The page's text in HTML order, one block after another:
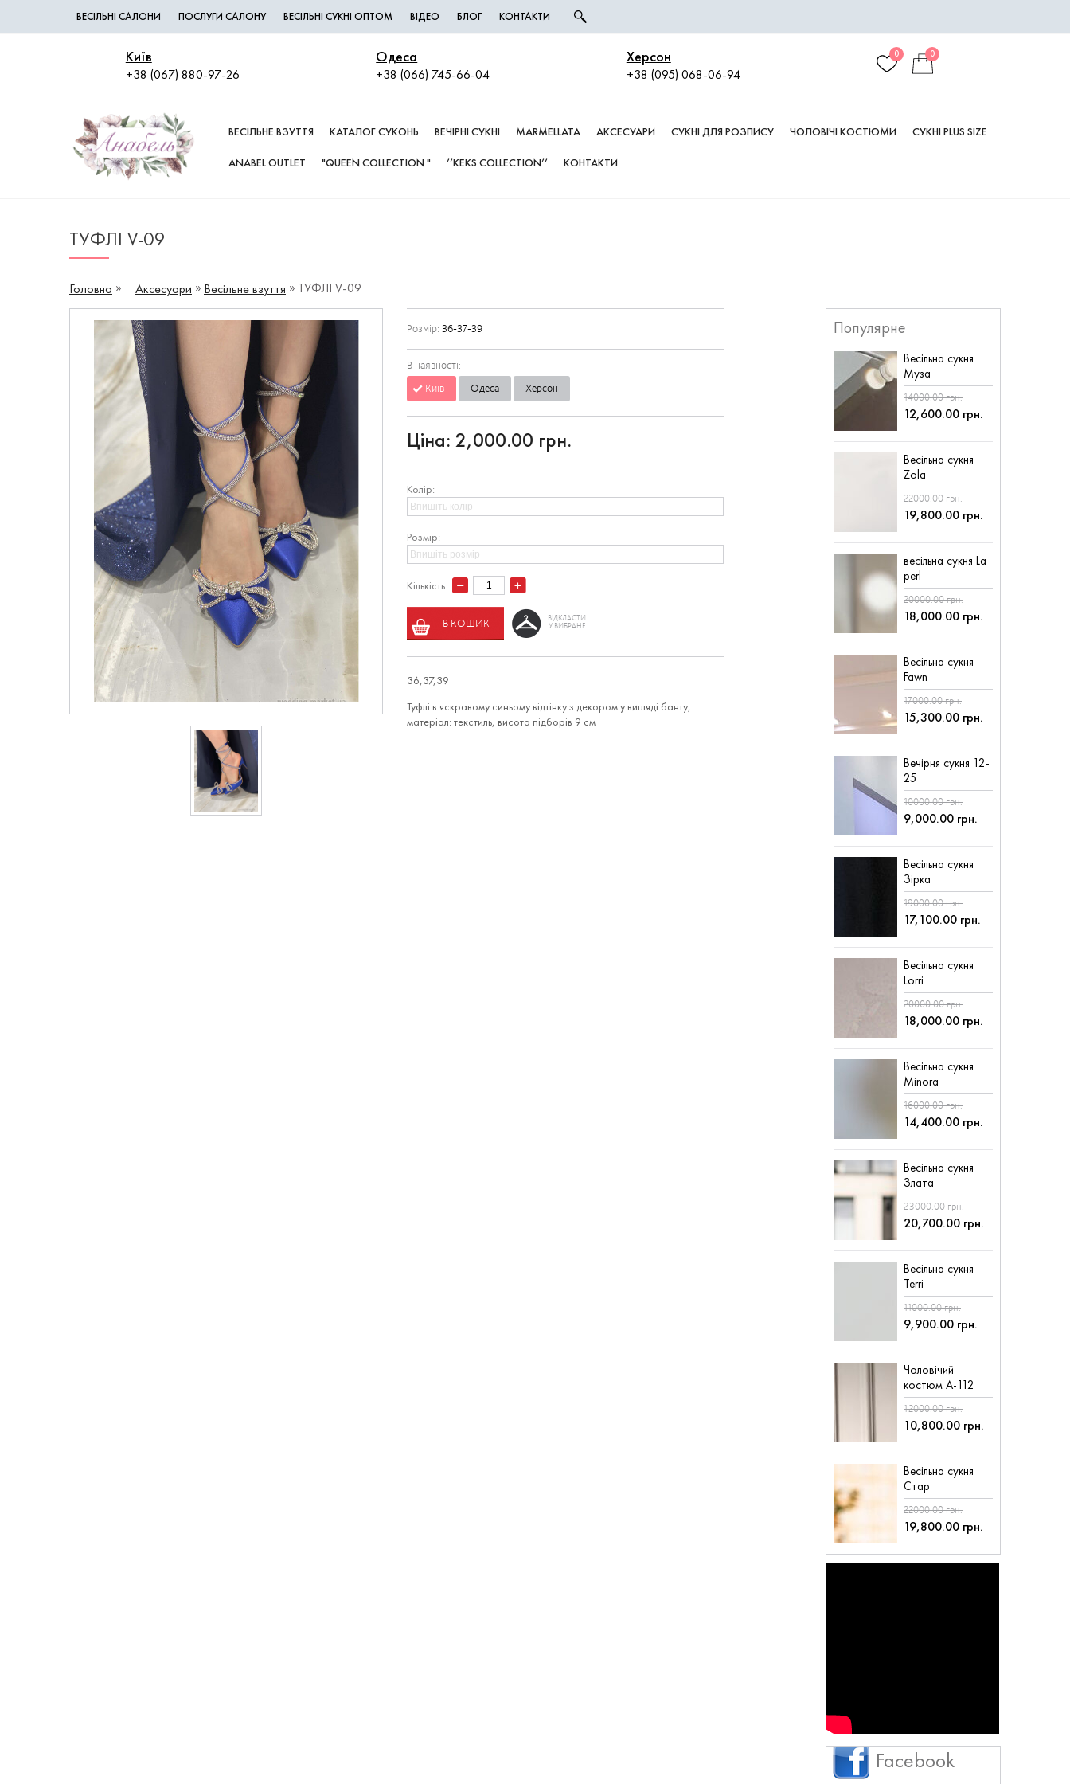
ВЕСІЛЬНІ САЛОНИ ПОСЛУГИ САЛОНУ ВЕСІЛЬНІ СУКНІ ОПТОМ ВІДЕО БЛОГ КОНТАКТИ
Київ
+38 (067) 880-97-26
Одеса
+38 (066) 745-66-04
Херсон
+38 (095) 068-06-94
0 0
ВЕСІЛЬНЕ ВЗУТТЯ КАТАЛОГ СУКОНЬ ВЕЧІРНІ СУКНІ MARMELLATA АКСЕСУАРИ СУКНІ ДЛЯ РОЗПИСУ ЧОЛОВІЧІ КОСТЮМИ СУКНІ PLUS SIZE
ANABEL OUTLET "QUEEN COLLECTION " ’’KEKS COLLECTION’’ КОНТАКТИ
ТУФЛІ V-09
Головна Аксесуари Весільне взуття ТУФЛІ V-09
Розмір:36-37-39
В наявності:
Київ
Одеса Херсон
Ціна:2,000.00 грн.
Колір:
Розмір:
Кількість:
В КОШИК ВІДКЛАСТИ
У ВИБРАНЕ
36,37,39
Туфлі в яскравому синьому відтінку з декором у вигляді банту,
матеріал: текстиль, висота підборів 9 см
Популярне
Весільна сукня
Муза
14000.00 грн.
12,600.00 грн.
Весільна сукня
Zola
22000.00 грн.
19,800.00 грн.
весільна сукня La
perl
20000.00 грн.
18,000.00 грн.
Весільна сукня
Fawn
17000.00 грн.
15,300.00 грн.
Вечірня сукня 12-
25
10000.00 грн.
9,000.00 грн.
Весільна сукня
Зірка
19000.00 грн.
17,100.00 грн.
Весільна сукня
Lorri
20000.00 грн.
18,000.00 грн.
Весільна сукня
Minora
16000.00 грн.
14,400.00 грн.
Весільна сукня
Злата
23000.00 грн.
20,700.00 грн.
Весільна сукня
Terri
11000.00 грн.
9,900.00 грн.
Чоловічий
костюм А-112
12000.00 грн.
10,800.00 грн.
Весільна сукня
Стар
22000.00 грн.
19,800.00 грн.
Facebook